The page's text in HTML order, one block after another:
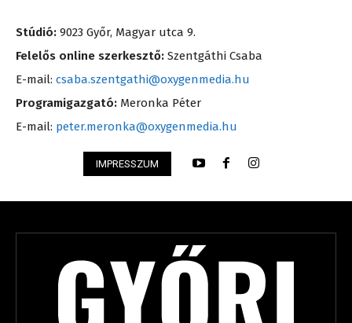
Stúdió: 9023 Győr, Magyar utca 9.
Felelős online szerkesztő: Szentgáthi Csaba
E-mail: csaba.szentgathi@oxygenmedia.hu
Programigazgató: Meronka Péter
E-mail: peter.meronka@oxygenmedia.hu
IMPRESSZUM